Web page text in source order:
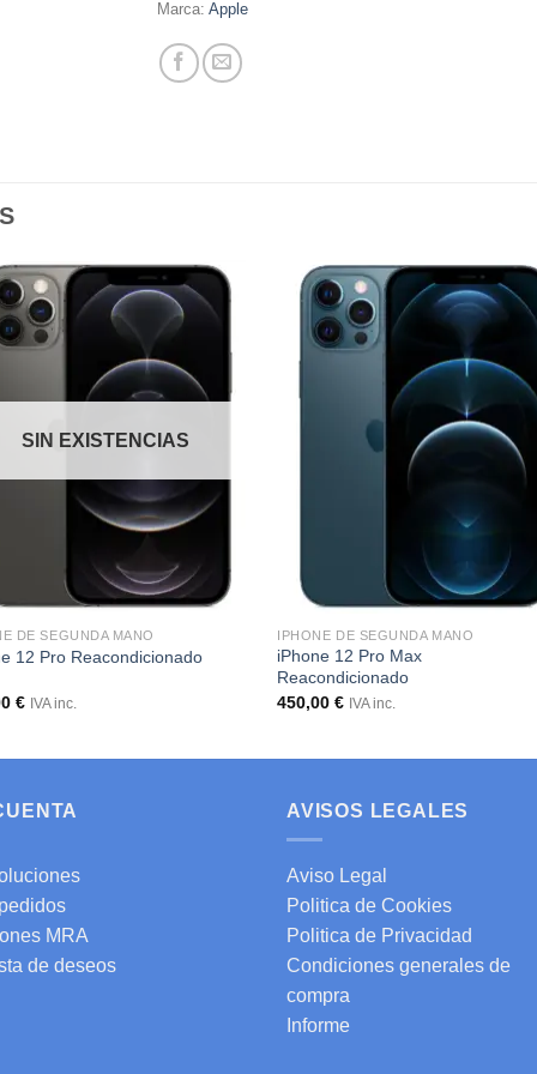
Marca: Apple
deseos
SIN EXISTENCIAS
DE SEGUNDA MANO
12 Pro Reacondicionado
€ IVA inc.
IPHONE DE SEGUNDA MANO
iPhone 12 Pro Max
Reacondicionado
450,00€ IVA inc.
MRA
de deseos
AVISOS LEGALES
Aviso Legal
Politica de Cookies
Politica de Privacidad
Condiciones generales de
compra
Informe